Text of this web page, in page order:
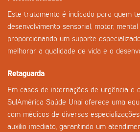
Este tratamento é indicado para quem
desenvolvimento sensorial, motor, mental
proporcionando um suporte
melhorar a qualidade de vida e o
Retaguarda
Em casos de internações de urgência e
SulAmérica Saúde Unaí oferece uma
com médicos de diversas
auxílio imediato, garantindo um